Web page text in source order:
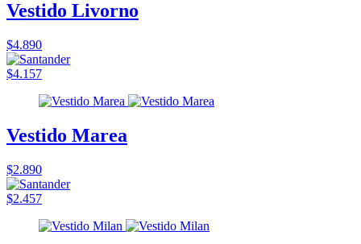
Vestido Livorno
$4.890
$4.157
Vestido Marea
$2.890
$2.457